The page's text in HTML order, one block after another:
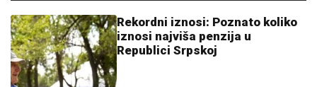
Rekordni iznosi: Poznato koliko
iznosi najviša penzija u
Republici Srpskoj